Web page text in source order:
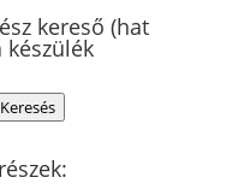
kereső (hat
készülék
Keresés